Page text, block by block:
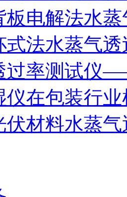
板电解法水
式法水蒸气
过率测试仪
仪在包装行
伏材料水蒸